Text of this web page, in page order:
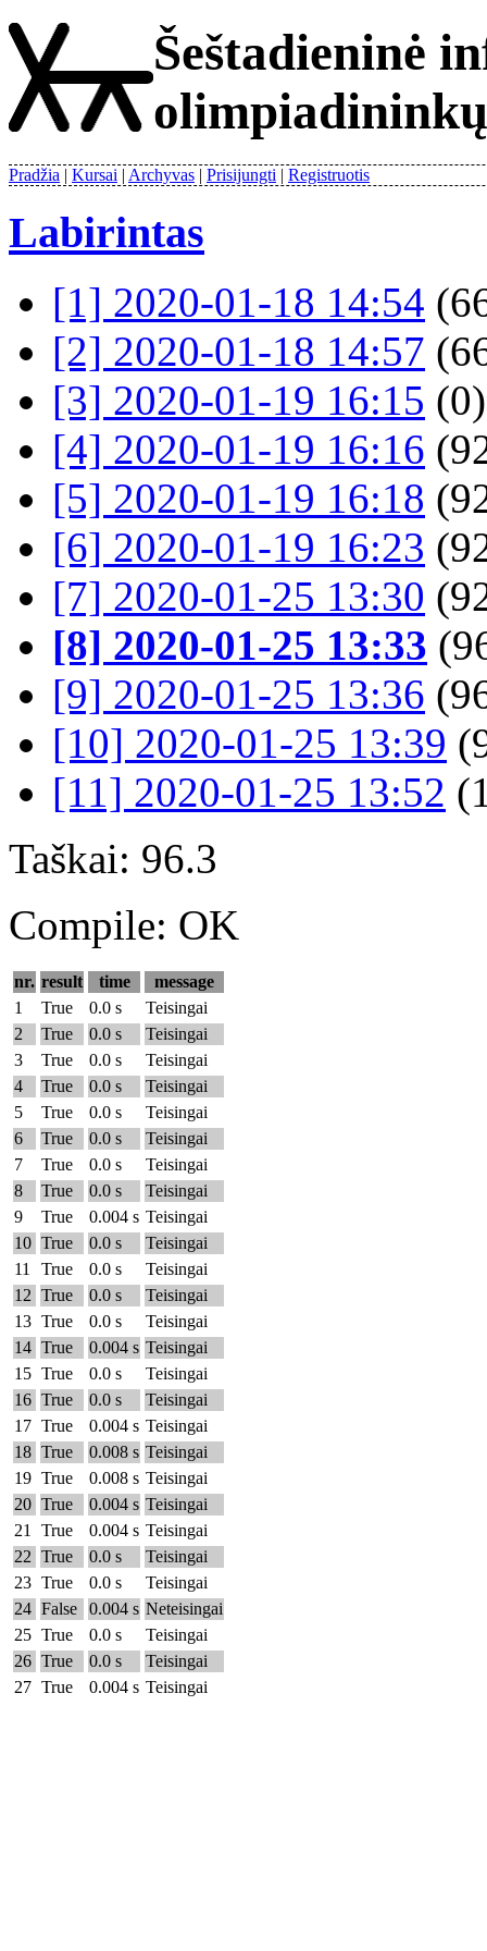
Šeštadieninė
Pradžia Kursai Archyvas Prisijungti Registruotis
Labirintas
[1] 2020-01-18 14:54
[2] 2020-01-18 14:57
[3] 2020-01-19 16:15 (0)
[4] 2020-01-19 16:16
[5] 2020-01-19 16:18
[6] 2020-01-19 16:23
[7] 2020-01-25 13:30
[8] 2020-01-25 13:33
[9] 2020-01-25 13:36
[10] 2020-01-25 13:39
[11] 2020-01-25 13:52
Taškai: 96.3
Compile: OK
nr. result time
message
1
True 0.0 s
Teisingai
2
True 0.0 s
Teisingai
3
True 0.0 s
Teisingai
4
True 0.0 s
Teisingai
5
True 0.0 s
Teisingai
6
True 0.0 s
Teisingai
7
True 0.0 s
Teisingai
8
True 0.0 s
Teisingai
9
True 0.004 s Teisingai
10 True 0.0 s
Teisingai
11
True 0.0 s
Teisingai
12 True 0.0 s
Teisingai
13 True 0.0 s
Teisingai
14 True 0.004 s Teisingai
15 True 0.0 s
Teisingai
16 True 0.0 s
Teisingai
17 True 0.004 s Teisingai
18 True 0.008 s Teisingai
19 True 0.008 s Teisingai
20 True 0.004 s Teisingai
21
True 0.004 s Teisingai
22 True 0.0 s
Teisingai
23 True 0.0 s
Teisingai
24 False 0.004 s Neteisingai
25 True 0.0 s
Teisingai
26 True 0.0 s
Teisingai
27 True 0.004 s Teisingai